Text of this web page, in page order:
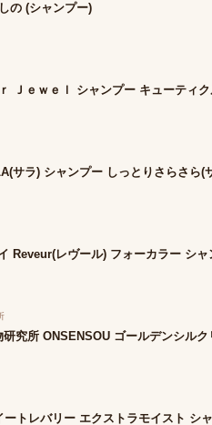
の (シャンプー)
Ｊｅｗｅｌ シャンプー キューティ
サラ) シャンプー しっとりさらさら(
Reveur(レヴール) フォーカラー シャ
究所 ONSENSOU ゴールデンシル
ートレバリー エクストラモイスト シ